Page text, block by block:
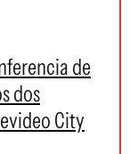
de
dos
City